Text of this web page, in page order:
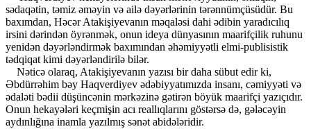
sədaqətin, təmiz əməyin və ailə dəyərlərinin tərənnümçüsüdür. Bu
baxımdan, Həcər Atakişiyevanın məqaləsi dahi ədibin yaradıcılıq
irsini dərindən öyrənmək, onun ideya dünyasının maarifçilik ruhunu
yenidən dəyərləndirmək baxımından əhəmiyyətli elmi-publisistik
tədqiqat kimi dəyərləndirilə bilər.
Nəticə olaraq, Atakişiyevanın yazısı bir daha sübut edir ki,
Əbdürrəhim bəy Haqverdiyev ədəbiyyatımızda insanı, cəmiyyəti və
ədaləti bədii düşüncənin mərkəzinə gətirən böyük maarifçi yazıçıdır.
Onun hekayələri keçmişin acı reallıqlarını göstərsə də, gələcəyin
aydınlığına inamla yazılmış sənət abidələridir.